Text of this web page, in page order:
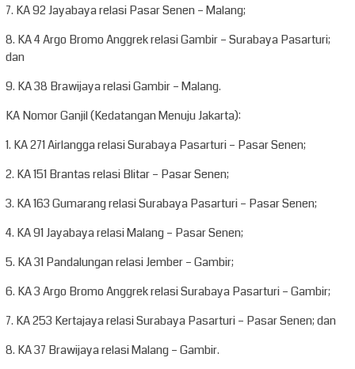
7. KA 92 Jayabaya relasi Pasar Senen – Malang;
8. KA 4 Argo Bromo Anggrek relasi Gambir – Surabaya Pasarturi;
dan
9. KA 38 Brawijaya relasi Gambir – Malang.
KA Nomor Ganjil (Kedatangan Menuju Jakarta):
1. KA 271 Airlangga relasi Surabaya Pasarturi – Pasar Senen;
2. KA 151 Brantas relasi Blitar – Pasar Senen;
3. KA 163 Gumarang relasi Surabaya Pasarturi – Pasar Senen;
4. KA 91 Jayabaya relasi Malang – Pasar Senen;
5. KA 31 Pandalungan relasi Jember – Gambir;
6. KA 3 Argo Bromo Anggrek relasi Surabaya Pasarturi – Gambir;
7. KA 253 Kertajaya relasi Surabaya Pasarturi – Pasar Senen; dan
8. KA 37 Brawijaya relasi Malang – Gambir.